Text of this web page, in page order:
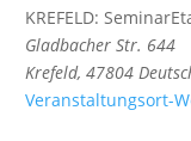
KREFELD:
Gladbacher Str. 644
Krefeld, 47804
Veranstaltungsort-